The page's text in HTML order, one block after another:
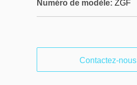
Numéro de modèle: ZGF
Contactez-nous